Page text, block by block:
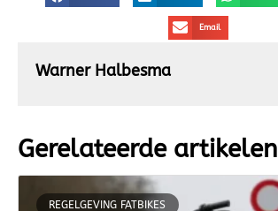
Email
Warner Halbesma
Gerelateerde artikelen
REGELGEVING FATBIKES